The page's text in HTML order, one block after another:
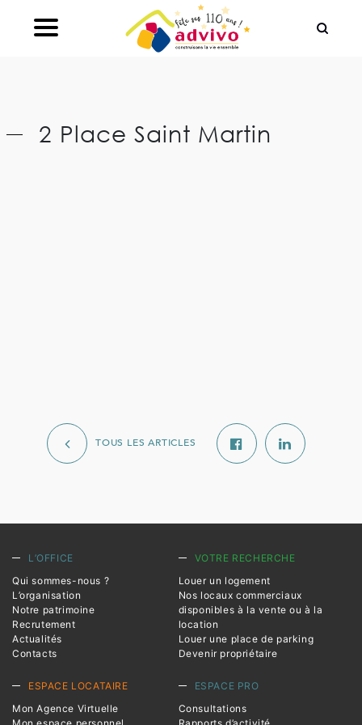
2 Place Saint Martin
TOUS LES ARTICLES
L’OFFICE
Qui sommes-nous ?
L’organisation
Notre patrimoine
Recrutement
Actualités
Contacts
VOTRE RECHERCHE
Louer un logement
Nos locaux commerciaux
disponibles à la vente ou à la
location
Louer une place de parking
Devenir propriétaire
ESPACE LOCATAIRE
Mon Agence Virtuelle
ESPACE PRO
Consultations